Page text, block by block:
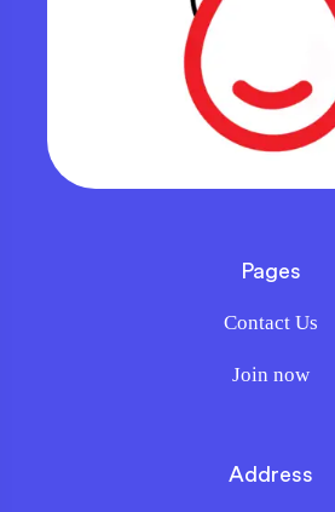
Pages
Contact Us
Join now
Address